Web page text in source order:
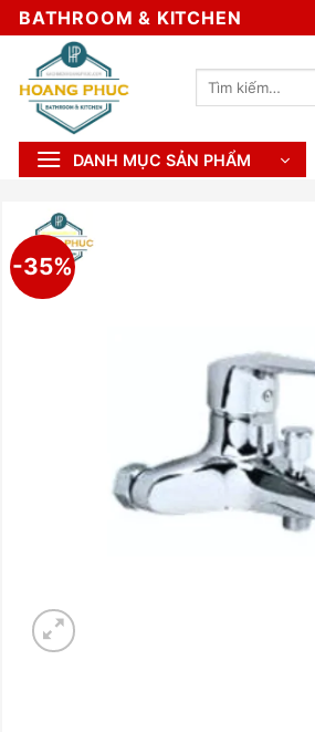
Skip
to
content
BATHROOM & KITCHEN
Tìm
DANH MỤC SẢN PHẨM
-35%